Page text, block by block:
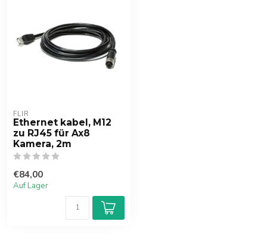
FLIR
Ethernet kabel, M12
zu RJ45 für Ax8
Kamera, 2m
€84,00
Auf Lager